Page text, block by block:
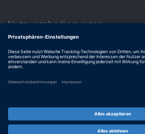
Nutzungsbedingungen
Impressum & Allgemeine